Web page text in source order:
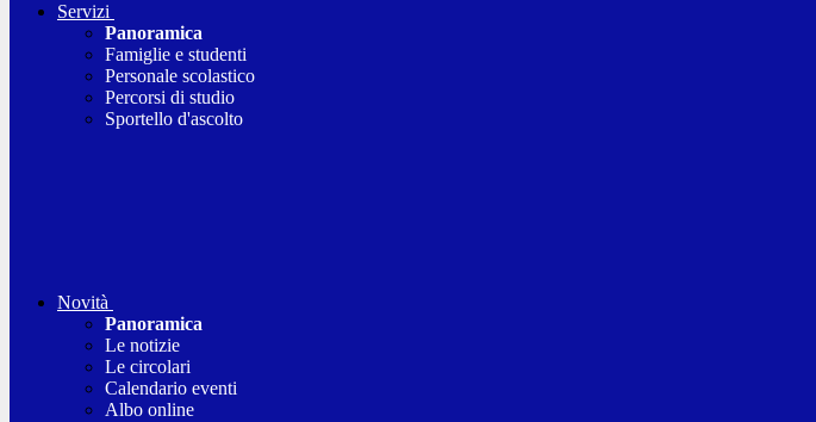
Servizi
Panoramica
Famiglie e studenti
Personale scolastico
Percorsi di studio
Sportello d'ascolto
Novità
Panoramica
Le notizie
Le circolari
Calendario eventi
Albo online